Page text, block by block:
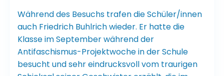
Während des Besuchs trafen die Schüler/innen
auch Friedrich Buhlrich wieder. Er hatte die
Klasse im September während der
Antifaschismus-Projektwoche in der Schule
besucht und sehr eindrucksvoll vom traurigen